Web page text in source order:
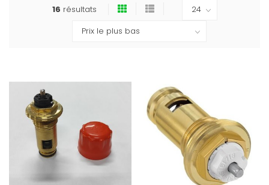
16 résultats